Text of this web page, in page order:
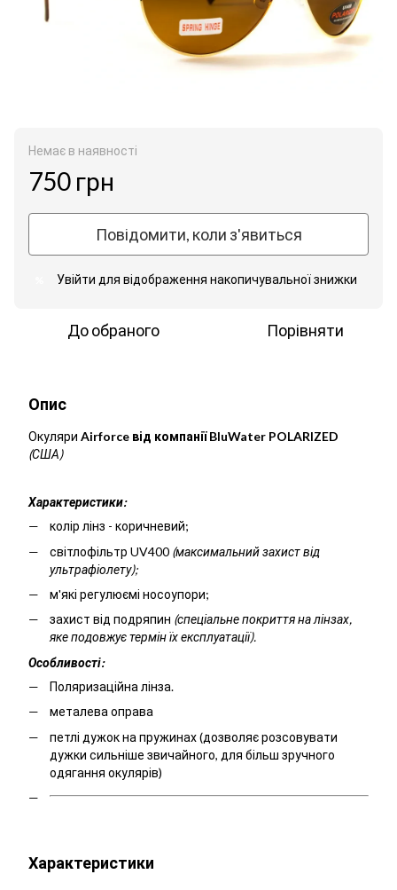
Немає в наявності
750 грн
Повідомити, коли з'явиться
Увійти для відображення накопичувальної знижки
До обраного Порівняти
Опис
Окуляри Airforce від компанії BluWater POLARIZED
(США)
Характеристики:
колір лінз - коричневий;
світлофільтр UV400 (максимальний захист від
ультрафіолету);
м'які регулюємі носоупори;
захист від подряпин (спеціальне покриття на лінзах,
яке подовжує термін їх експлуатації).
Особливості:
Поляризаційна лінза.
металева оправа
петлі дужок на пружинах (дозволяє розсовувати
дужки сильніше звичайного, для більш зручного
одягання окулярів)
Характеристики